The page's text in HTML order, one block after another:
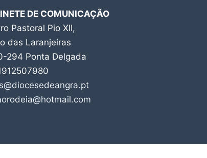
DE COMUNICAÇÃO
Pastoral Pio XII,
das Laranjeiras
294 Ponta Delgada